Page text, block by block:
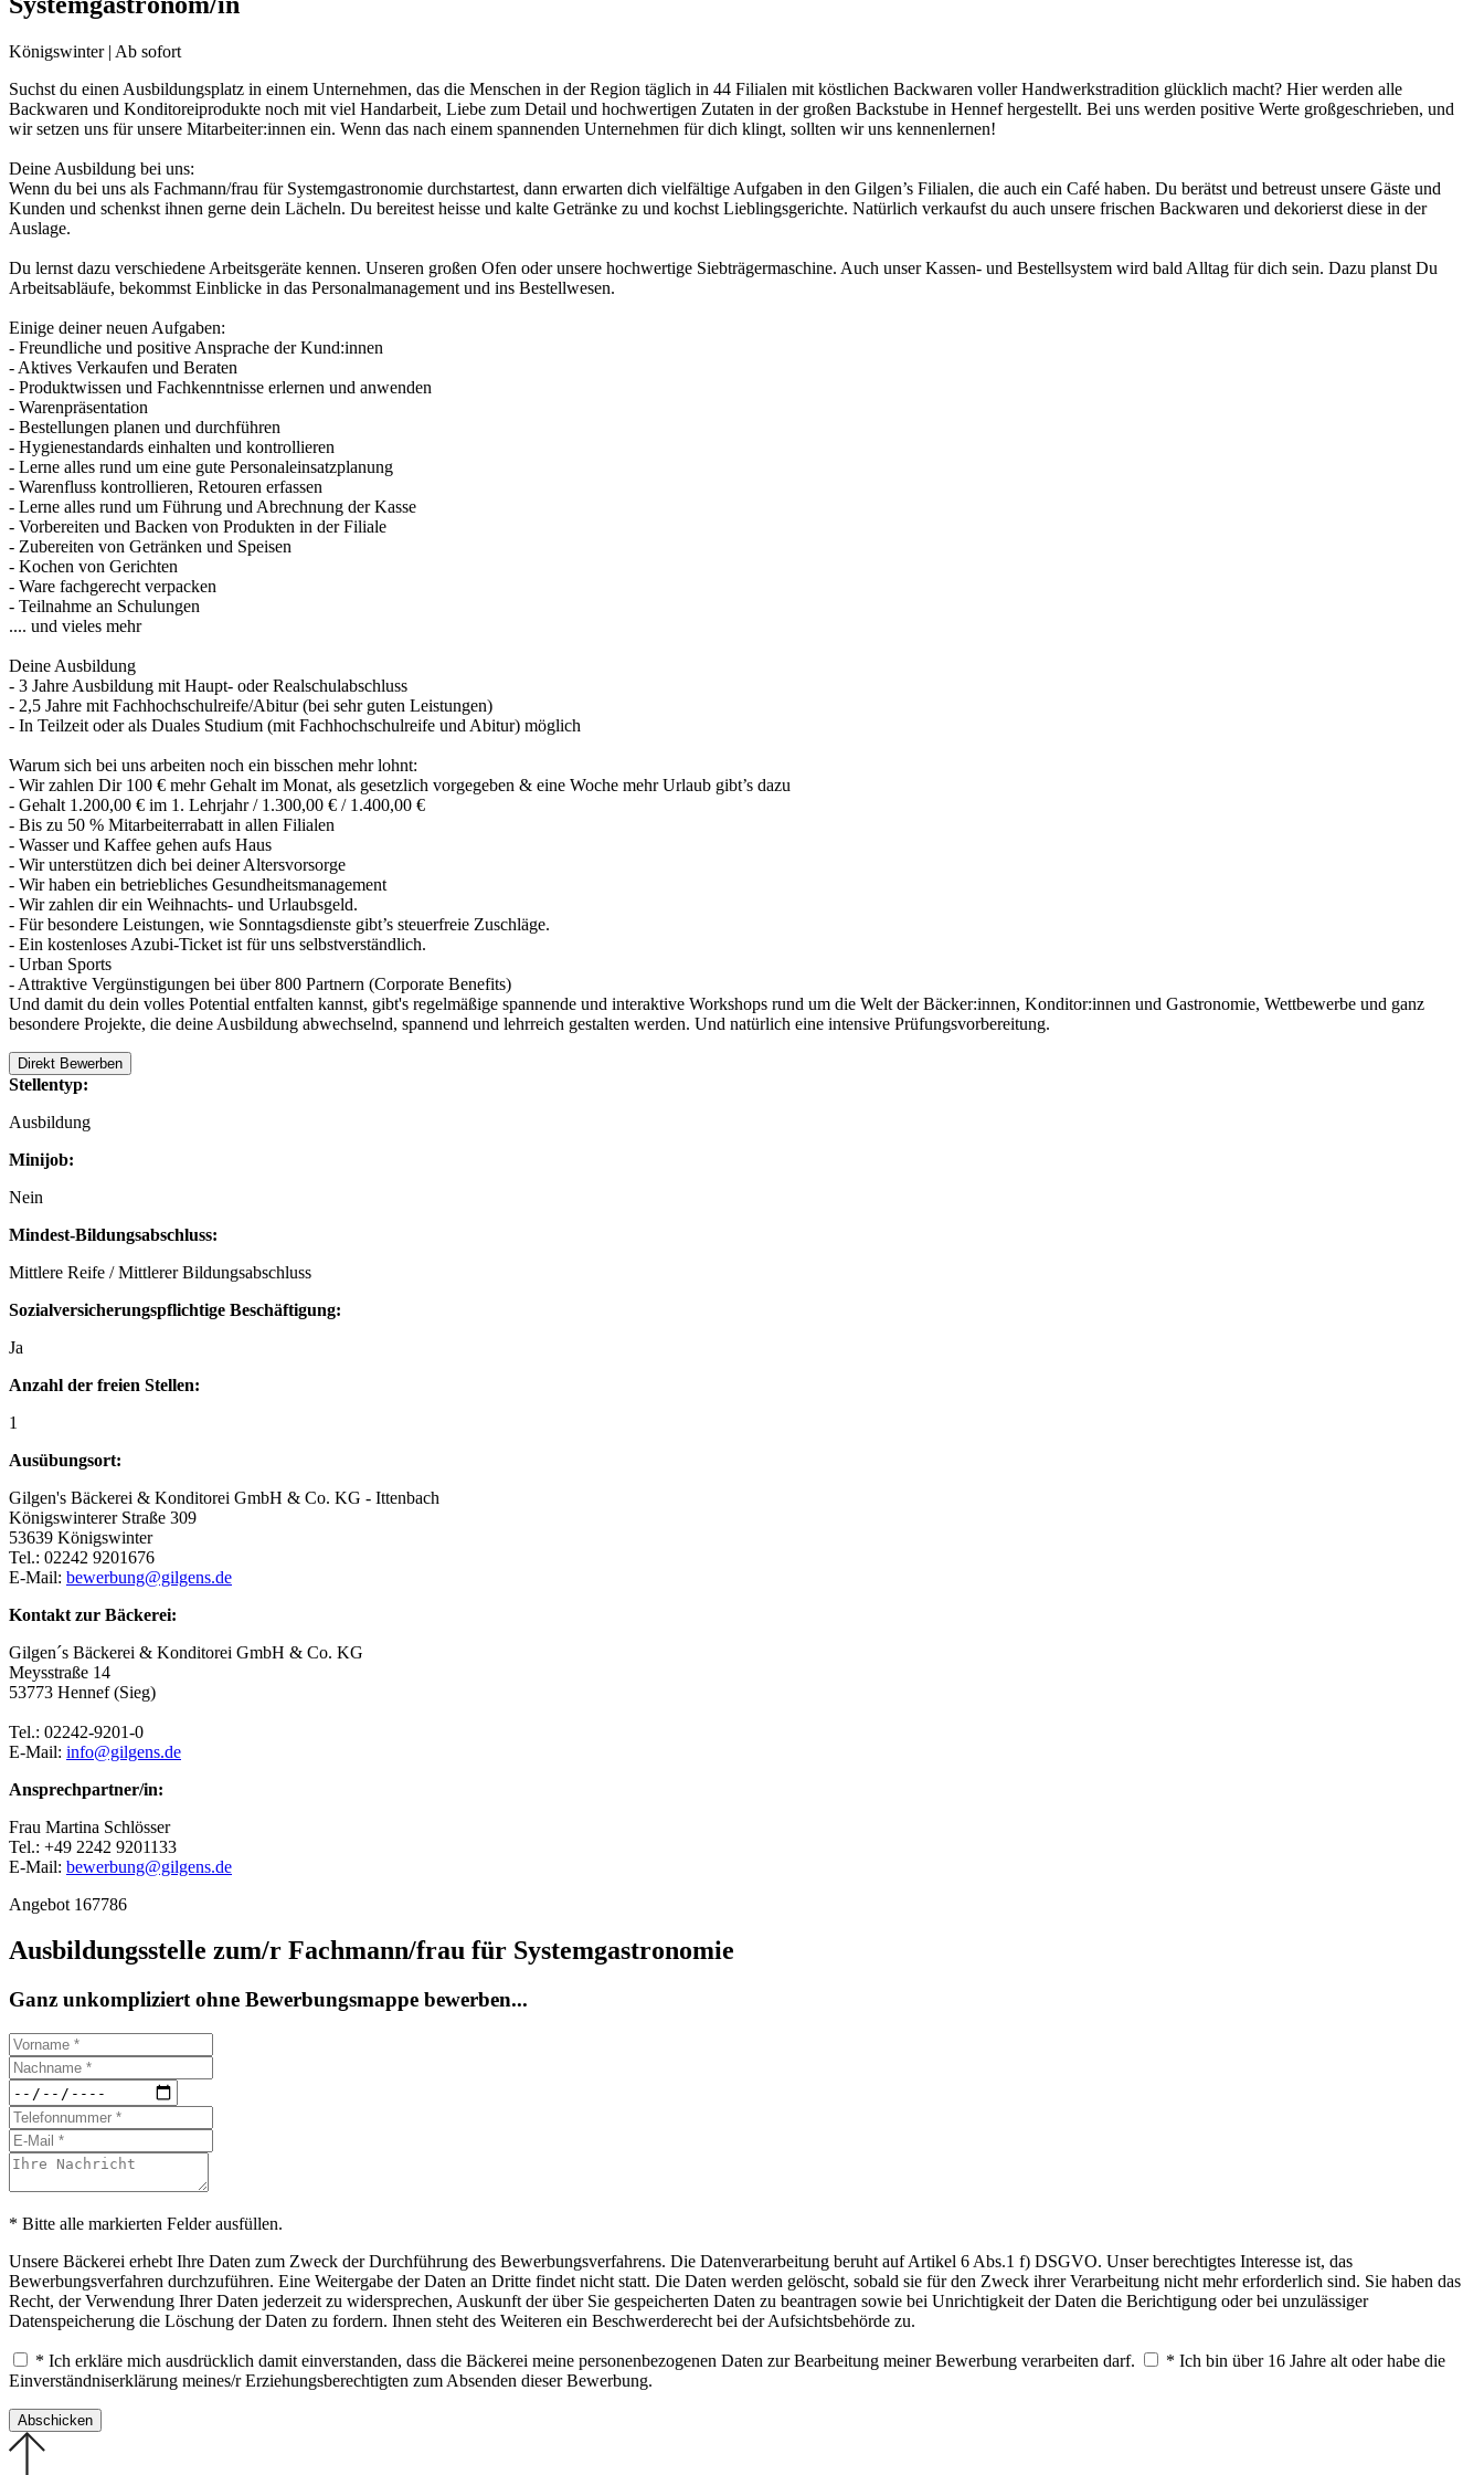
Königswinter | Ab sofort
Suchst du einen Ausbildungsplatz in einem Unternehmen, das die Menschen in der Region täglich in 44 Filialen mit köstlichen Backwaren voller Handwerkstradition glücklich macht? Hier werden alle
Backwaren und Konditoreiprodukte noch mit viel Handarbeit, Liebe zum Detail und hochwertigen Zutaten in der großen Backstube in Hennef hergestellt. Bei uns werden positive Werte großgeschrieben, und
wir setzen uns für unsere Mitarbeiter:innen ein. Wenn das nach einem spannenden Unternehmen für dich klingt, sollten wir uns kennenlernen!
Deine Ausbildung bei uns:
Wenn du bei uns als Fachmann/frau für Systemgastronomie durchstartest, dann erwarten dich vielfältige Aufgaben in den Gilgen’s Filialen, die auch ein Café haben. Du berätst und betreust unsere Gäste und
Kunden und schenkst ihnen gerne dein Lächeln. Du bereitest heisse und kalte Getränke zu und kochst Lieblingsgerichte. Natürlich verkaufst du auch unsere frischen Backwaren und dekorierst diese in der
Auslage.
Du lernst dazu verschiedene Arbeitsgeräte kennen. Unseren großen Ofen oder unsere hochwertige Siebträgermaschine. Auch unser Kassen- und Bestellsystem wird bald Alltag für dich sein. Dazu planst Du
Arbeitsabläufe, bekommst Einblicke in das Personalmanagement und ins Bestellwesen.
Einige deiner neuen Aufgaben:
- Freundliche und positive Ansprache der Kund:innen
- Aktives Verkaufen und Beraten
- Produktwissen und Fachkenntnisse erlernen und anwenden
- Warenpräsentation
- Bestellungen planen und durchführen
- Hygienestandards einhalten und kontrollieren
- Lerne alles rund um eine gute Personaleinsatzplanung
- Warenfluss kontrollieren, Retouren erfassen
- Lerne alles rund um Führung und Abrechnung der Kasse
- Vorbereiten und Backen von Produkten in der Filiale
- Zubereiten von Getränken und Speisen
- Kochen von Gerichten
- Ware fachgerecht verpacken
- Teilnahme an Schulungen
.... und vieles mehr
Deine Ausbildung
- 3 Jahre Ausbildung mit Haupt- oder Realschulabschluss
- 2,5 Jahre mit Fachhochschulreife/Abitur (bei sehr guten Leistungen)
- In Teilzeit oder als Duales Studium (mit Fachhochschulreife und Abitur) möglich
Warum sich bei uns arbeiten noch ein bisschen mehr lohnt:
- Wir zahlen Dir 100 € mehr Gehalt im Monat, als gesetzlich vorgegeben & eine Woche mehr Urlaub gibt’s dazu
- Gehalt 1.200,00 € im 1. Lehrjahr / 1.300,00 € / 1.400,00 €
- Bis zu 50 % Mitarbeiterrabatt in allen Filialen
- Wasser und Kaffee gehen aufs Haus
- Wir unterstützen dich bei deiner Altersvorsorge
- Wir haben ein betriebliches Gesundheitsmanagement
- Wir zahlen dir ein Weihnachts- und Urlaubsgeld.
- Für besondere Leistungen, wie Sonntagsdienste gibt’s steuerfreie Zuschläge.
- Ein kostenloses Azubi-Ticket ist für uns selbstverständlich.
- Urban Sports
- Attraktive Vergünstigungen bei über 800 Partnern (Corporate Benefits)
Und damit du dein volles Potential entfalten kannst, gibt's regelmäßige spannende und interaktive Workshops rund um die Welt der Bäcker:innen, Konditor:innen und Gastronomie, Wettbewerbe und ganz
besondere Projekte, die deine Ausbildung abwechselnd, spannend und lehrreich gestalten werden. Und natürlich eine intensive Prüfungsvorbereitung.
Direkt Bewerben
Stellentyp:
Ausbildung
Minijob:
Nein
Mindest-Bildungsabschluss:
Mittlere Reife / Mittlerer Bildungsabschluss
Sozialversicherungspflichtige Beschäftigung:
Ja
Anzahl der freien Stellen:
1
Ausübungsort:
Gilgen's Bäckerei & Konditorei GmbH & Co. KG - Ittenbach
Königswinterer Straße 309
53639 Königswinter
Tel.: 02242 9201676
E-Mail: bewerbung@gilgens.de
Kontakt zur Bäckerei:
Gilgen´s Bäckerei & Konditorei GmbH & Co. KG
Meysstraße 14
53773 Hennef (Sieg)
Tel.: 02242-9201-0
E-Mail: info@gilgens.de
Ansprechpartner/in:
Frau Martina Schlösser
Tel.: +49 2242 9201133
E-Mail: bewerbung@gilgens.de
Angebot 167786
Ausbildungsstelle zum/r Fachmann/frau für Systemgastronomie
Ganz unkompliziert ohne Bewerbungsmappe bewerben...
* Bitte alle markierten Felder ausfüllen.
Unsere Bäckerei erhebt Ihre Daten zum Zweck der Durchführung des Bewerbungsverfahrens. Die Datenverarbeitung beruht auf Artikel 6 Abs.1 f) DSGVO. Unser berechtigtes Interesse ist, das
Bewerbungsverfahren durchzuführen. Eine Weitergabe der Daten an Dritte findet nicht statt. Die Daten werden gelöscht, sobald sie für den Zweck ihrer Verarbeitung nicht mehr erforderlich sind. Sie haben das
Recht, der Verwendung Ihrer Daten jederzeit zu widersprechen, Auskunft der über Sie gespeicherten Daten zu beantragen sowie bei Unrichtigkeit der Daten die Berichtigung oder bei unzulässiger
Datenspeicherung die Löschung der Daten zu fordern. Ihnen steht des Weiteren ein Beschwerderecht bei der Aufsichtsbehörde zu.
* Ich erkläre mich ausdrücklich damit einverstanden, dass die Bäckerei meine personenbezogenen Daten zur Bearbeitung meiner Bewerbung verarbeiten darf.
* Ich bin über 16 Jahre alt oder habe die
Einverständniserklärung meines/r Erziehungsberechtigten zum Absenden dieser Bewerbung.